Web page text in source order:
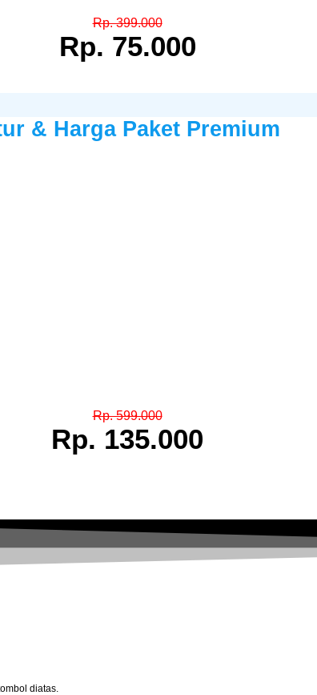
Rp. 399.000
Rp. 75.000
& Harga Paket Premium
Rp. 599.000
Rp. 135.000
diatas.